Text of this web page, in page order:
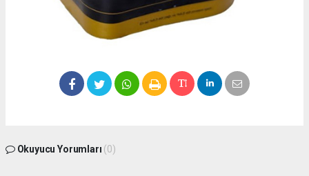
Okuyucu Yorumları (0)